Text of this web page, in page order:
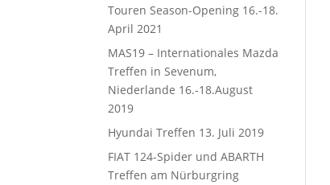
Touren Season-Opening 16.-18.
April 2021
MAS19 – Internationales Mazda
Treffen in Sevenum,
Niederlande 16.-18.August
2019
Hyundai Treffen 13. Juli 2019
FIAT 124-Spider und ABARTH
Treffen am Nürburgring